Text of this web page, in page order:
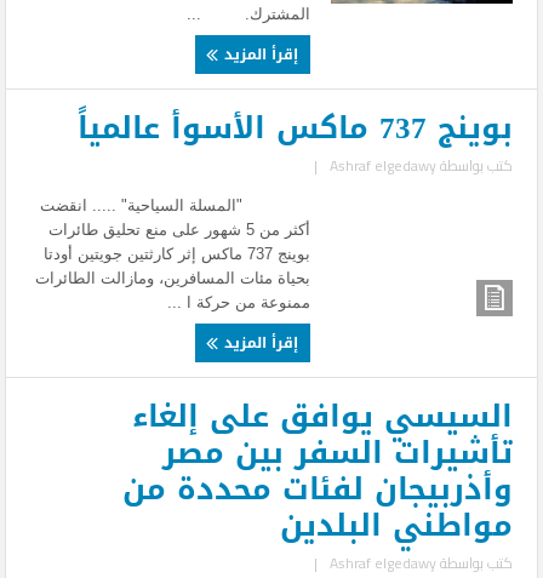
المشترك. ...
إقرأ المزيد
بوينج 737 ماكس الأسوأ عالمياً
كتب بواسطةAshraf elgedawy
|
"المسلة السياحية" ..... انقضت
أكثر من 5 شهور على منع تحليق طائرات
بوينج 737 ماكس إثر كارثتين جويتين أودتا
بحياة مئات المسافرين، ومازالت الطائرات
ممنوعة من حركة ا ...
إقرأ المزيد
السيسي يوافق على إلغاء
تأشيرات السفر بين مصر
وأذربيجان لفئات محددة من
مواطني البلدين
كتب بواسطةAshraf elgedawy
|